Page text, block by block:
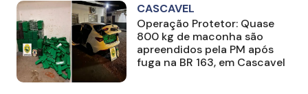
CASCAVEL
Operação Protetor: Quase
800 kg de maconha são
apreendidos pela PM após
fuga na BR 163, em Cascavel